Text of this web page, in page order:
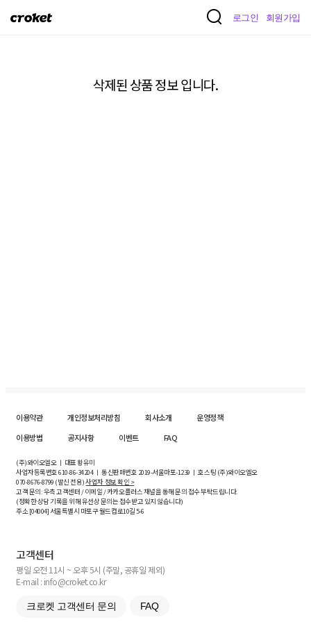
크
로그인 회원가입
삭제된 상품 정보 입니다.
이용약관 개인정보처리방침 회사소개
운영정책
이용방법
공지사항 이벤트 FAQ
(주)와이오엘오 ㅣ 대표 황유미
사업자등록번호610-86-34204ㅣ 통신판매번호 2019-서울마포-1239 ㅣ 호스팅 (주)와이오엘오
070-8676-8799 (발신 전용)사업자 정보 확인 >
고객 문의: 우측 고객센터 / 이메일 / 카카오플러스 채널을 통해 문의 접수 부탁드립니다.
(정확한 상담 기록을 위해 유선상 문의는 접수받고 있지 않습니다)
주소 [04004] 서울특별시 마포구 월드컵로10길5-6
고객센터
평일 오전 11시 ~ 오후 5시 (주말, 공휴일 제외)
E-mail : info@croket.co.kr
크로켓 고객센터 문의 FAQ